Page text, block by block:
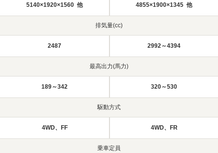
5140×1920×1560 他 4855×1900×1345 他
排気量(cc)
2487 2992～4394
最高出力(馬力)
189～342 320～530
駆動方式
4WD、FF 4WD、FR
乗車定員